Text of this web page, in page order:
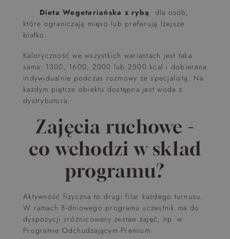
• Dieta Wegetariańska z rybą: dla osób,
które ograniczają mięso lub preferują lżejsze
białko.
Kaloryczność we wszystkich wariantach jest taka
sama: 1300, 1600, 2000 lub 2500 kcal i dobierana
indywidualnie podczas rozmowy ze specjalistą. Na
każdym piętrze obiektu dostępna jest woda z
dystrybutora.
Zajęcia ruchowe -
co wchodzi w skład
programu?
Aktywność fizyczna to drugi filar każdego turnusu.
W ramach 8-dniowego programu uczestnik ma do
dyspozycji zróżnicowany zestaw zajęć, np. w
Programie Odchudzającym Premium: